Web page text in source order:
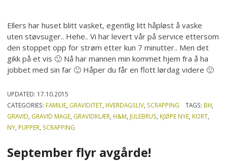
Ellers har huset blitt vasket, egentlig litt håpløst å vaske
uten støvsuger.. Hehe.. Vi har levert vår på service ettersom
den stoppet opp for strøm etter kun 7 minutter.. Men det
gikk på et vis 🙂 Nå har mannen min kommet hjem fra å ha
jobbet med sin far 🙂 Håper du får en flott lørdag videre 🙂
UPDATED: 17.10.2015
CATEGORIES: FAMILIE, GRAVIDITET, HVERDAGSLIV, SCRAPPING TAGS: BH,
GRAVID, GRAVID MAGE, GRAVIDKLÆR, H&M, JULEBRUS, KJØPE NYE, KORT,
NY, PUPPER, SCRAPPING
September flyr avgårde!